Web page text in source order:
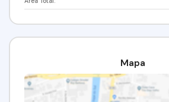
Imobiliária Alfa Negócios.
CRECI: 34.726-J.
Mapa